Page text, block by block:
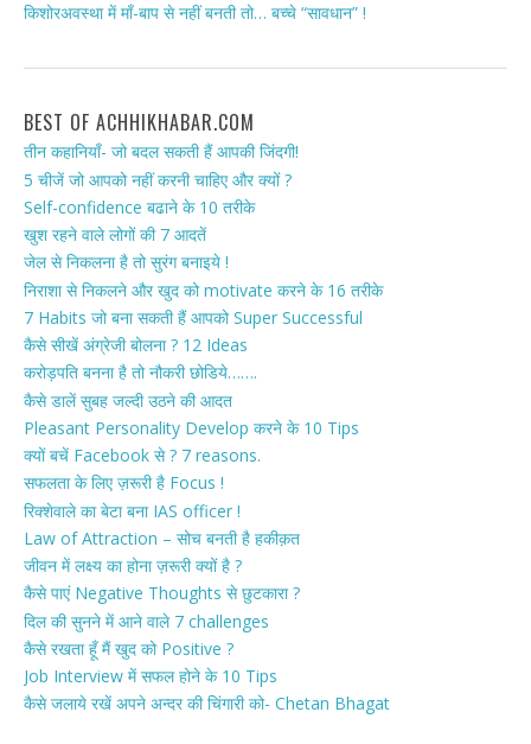
किशोरअवस्था में माँ-बाप से नहीं बनती तो… बच्चे “सावधान” !
BEST OF ACHHIKHABAR.COM
तीन कहानियाँ- जो बदल सकती हैं आपकी जिंदगी!
5 चीजें जो आपको नहीं करनी चाहिए और क्यों ?
Self-confidence बढाने के 10 तरीके
खुश रहने वाले लोगों की 7 आदतें
जेल से निकलना है तो सुरंग बनाइये !
निराशा से निकलने और खुद को motivate करने के 16 तरीके
7 Habits जो बना सकती हैं आपको Super Successful
कैसे सीखें अंग्रेजी बोलना ? 12 Ideas
करोड़पति बनना है तो नौकरी छोडिये…….
कैसे डालें सुबह जल्दी उठने की आदत
Pleasant Personality Develop करने के 10 Tips
क्यों बचें Facebook से ? 7 reasons.
सफलता के लिए ज़रूरी है Focus !
रिक्शेवाले का बेटा बना IAS officer !
Law of Attraction – सोच बनती है हकीक़त
जीवन में लक्ष्य का होना ज़रूरी क्यों है ?
कैसे पाएं Negative Thoughts से छुटकारा ?
दिल की सुनने में आने वाले 7 challenges
कैसे रखता हूँ मैं खुद को Positive ?
Job Interview में सफल होने के 10 Tips
कैसे जलाये रखें अपने अन्दर की चिंगारी को- Chetan Bhagat